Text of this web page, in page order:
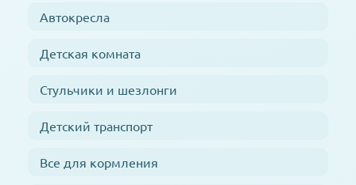
Автокресла
Детская комната
Стульчики и шезлонги
Детский транспорт
Все для кормления